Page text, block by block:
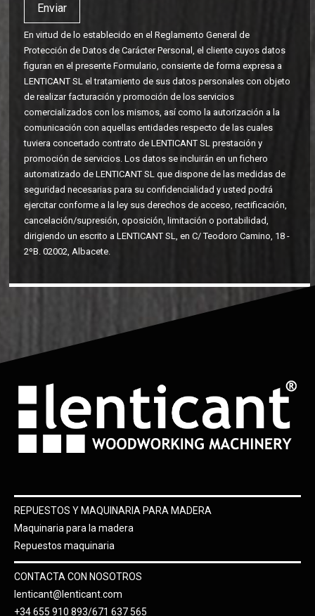
En virtud de lo establecido en el Reglamento General de
Protección de Datos de Carácter Personal, el cliente cuyos datos
figuran en el presente Formulario, consiente de forma expresa a
LENTICANT SL el tratamiento de sus datos personales con objeto
de realizar facturación y promoción de los servicios
comercializados con los mismos, así como la autorización a la
comunicación con aquellas entidades respecto de las cuales
tuviera concertado contrato de LENTICANT SL prestación y
promoción de servicios. Los datos se incluirán en un fichero
automatizado de LENTICANT SL que dispone de las medidas de
seguridad necesarias para su confidencialidad y usted podrá
ejercitar conforme a la ley sus derechos de acceso, rectificación,
cancelación/supresión, oposición, limitación o portabilidad,
dirigiendo un escrito a LENTICANT SL, en C/ Teodoro Camino, 18 -
2ºB. 02002, Albacete.
REPUESTOS Y MAQUINARIA PARA MADERA
Maquinaria para la madera
Repuestos maquinaria
CONTACTA CON NOSOTROS
lenticant@lenticant.com
+34 655 910 893/671 637 565